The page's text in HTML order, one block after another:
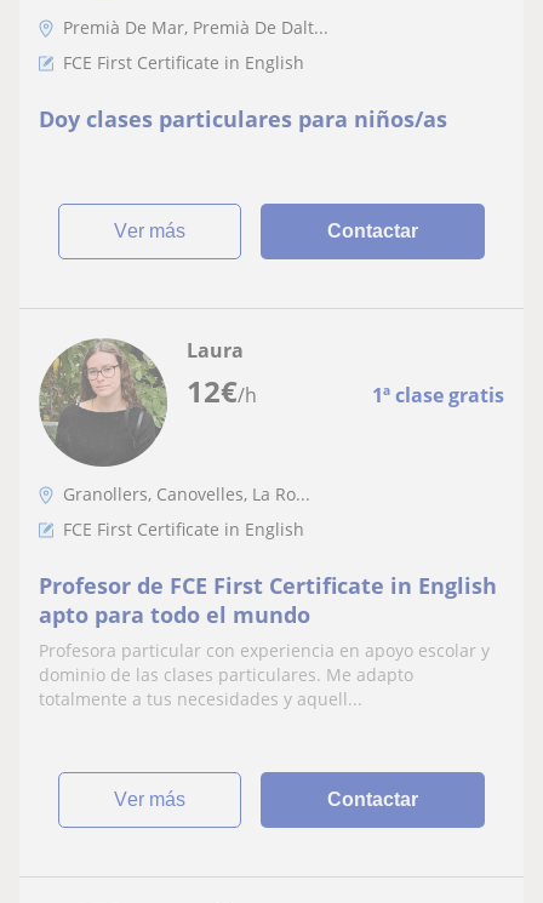
Premià De Mar, Premià De Dalt...
FCE First Certificate in English
Doy clases particulares para niños/as
ver más Contactar
12€/h 1ª clase gratis
Laura
Granollers, Canovelles, La Ro...
FCE First Certificate in English
Profesor de FCE First Certificate in English
apto para todo el mundo
Profesora particular con experiencia en apoyo escolar y
dominio de las clases particulares. Me adapto
totalmente a tus necesidades y aquell...
ver más Contactar